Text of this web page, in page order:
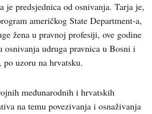
je predsjednica od osnivanja. Tarja je,
američkog State Department-a,
žena u pravnoj profesiji, ove godine
udruga pravnica u Bosni i
uzoru na hrvatsku.
međunarodnih i hrvatskih
na temu povezivanja i osnaživanja